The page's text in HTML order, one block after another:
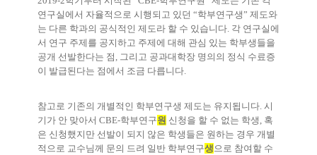
연구실에서 자율적으로 시행되고 있던 “학부연구생” 제도와
는 다른 학과의 공식적인 제도라 할 수 있습니다. 각 연구실에
서 연구 주제를 공지하고 주제에 대해 관심 있는 학부생들을
공개 선발한다는 점 , 그리고 공과대학장 명의의 정식 수료증
이 발급된다는 점에서 조금 다릅니다.
참고로 기존의 개별적인 학부연구생 제도는 유지됩니다. 시
기가 안 맞아서 CBE-학부연구원 신청을 할 수 없는 학생 , 혹
은 신청했지만 선발이 되지 않은 학생들은 원하는 경우 개별
적으로 교수님께 문의 드려 일반 학부연구생으로 참여할 수